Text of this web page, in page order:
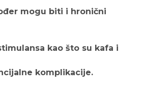
mogu biti i hronični
kao što su kafa i
komplikacije.